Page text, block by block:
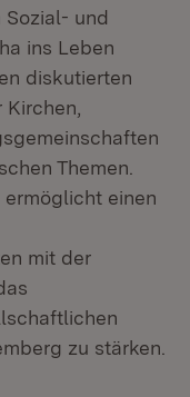
und
ins Leben
diskutierten
Themen.
ermöglicht einen
mit der
zu stärken.